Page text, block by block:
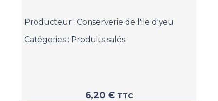
Producteur : Conserverie de l'ile d'yeu
Catégories : Produits salés
6,20 € TTC